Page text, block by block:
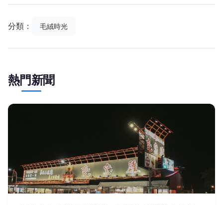
分類： 毛絨時光
熱門新聞